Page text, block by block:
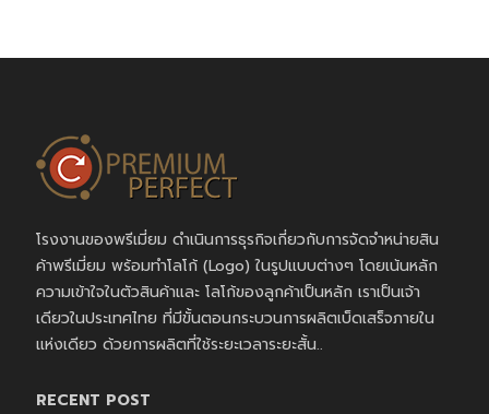
โรงงานของพรีเมี่ยม ดำเนินการธุรกิจเกี่ยวกับการจัดจำหน่ายสิน
ค้าพรีเมี่ยม พร้อมทำโลโก้ (Logo) ในรูปแบบต่างๆ โดยเน้นหลัก
ความเข้าใจในตัวสินค้าและ โลโก้ของลูกค้าเป็นหลัก เราเป็นเจ้า
เดียวในประเทศไทย ที่มีขั้นตอนกระบวนการผลิตเบ็ดเสร็จภายใน
แห่งเดียว ด้วยการผลิตที่ใช้ระยะเวลาระยะสั้น..
RECENT POST